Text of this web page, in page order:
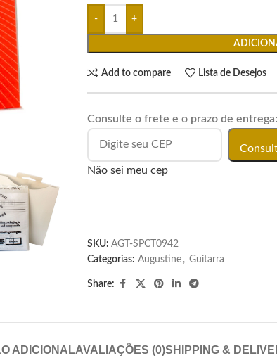
Add to compare Lista de Desejos
Consulte o frete e o prazo de entrega:
Não sei meu cep
SKU: AGT-SPCT0942
Categorias: Augustine , Guitarra
Share:
ADICIONALAVALIAÇÕES (0)SHIPPING &